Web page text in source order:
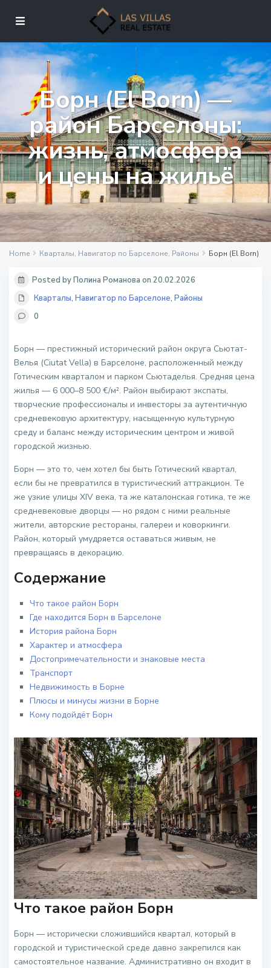
Борн (El Born) —
район Барселоны:
жизнь, атмосфера
и цены на жильё
Home Кварталы, Навигатор по Барселоне, Районы Борн (El Born)
Posted by Полина Романова on 20.02.2026
Кварталы,Навигатор по Барселоне,Районы
0
Борн — престижный исторический район округа Сьютат-
Велья (Ciutat Vella) в Барселоне, расположенный между
Готическим кварталом и парком Сьютаделья. Средняя цена
жилья — 6 000–8 500 €/м². Район выбирают экспаты,
творческие профессионалы и инвесторы за аутентичную
средневековую архитектуру, насыщенную культурную
среду и баланс между историческим центром и живой
городской жизнью.
Борн — это то, чем хотел бы быть Готический квартал,
если бы не превратился в туристический аттракцион. Те
же узкие улицы XIV века, та же каталонская готика, те же
средневековые дворцы — но рядом с ними реальные
жители, авторские рестораны, галереи и коворкинги.
Район, который умудряется оставаться живым, не
превращаясь в декорацию.
Содержание
Что такое район Борн
Где находится Борн в Барселоне
История района Борн
Характер и атмосфера
Достопримечательности и знаковые места
Транспорт
Недвижимость в Борне
Плюсы и минусы жизни в Борне
Кому подойдёт Борн
Что такое район Борн
Борн — исторически сложившийся квартал, который в
городской и туристической среде давно закрепился как
самостоятельное название. Административно он входит в